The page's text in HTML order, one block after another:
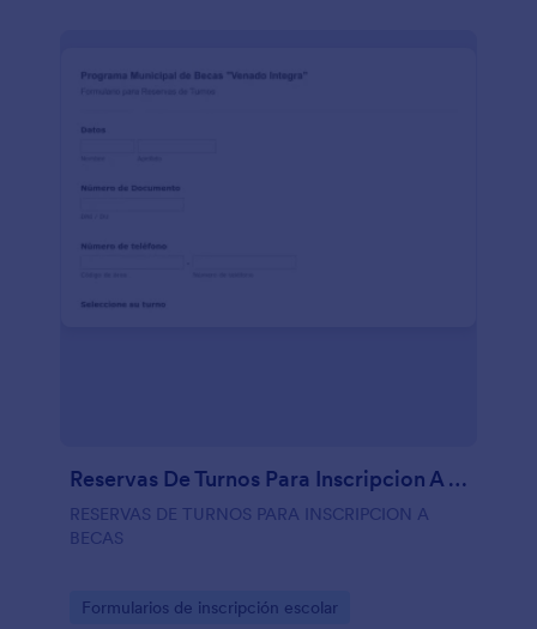
Reservas De Turnos Para Inscripcion A Becas
RESERVAS DE TURNOS PARA INSCRIPCION A
BECAS
Go to Category:
Formularios de inscripción escolar